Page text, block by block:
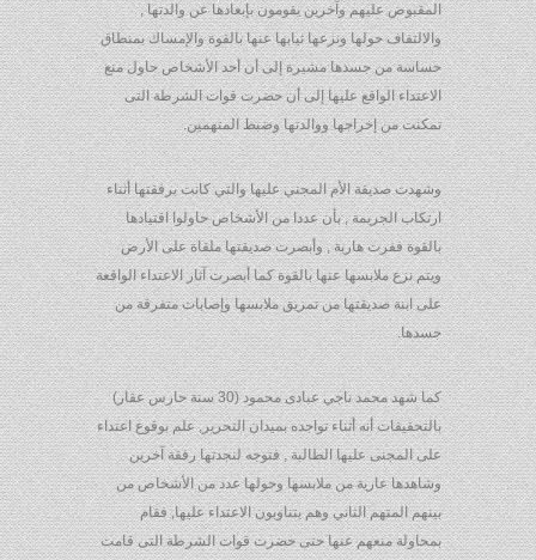
المقبوض عليهم وآخرين يقومون بإبعادها عن والدتها ,
والالتفاف حولها ونزعها ثيابها عنها بالقوة والإمساك بمنطاق
حساسة من جسدها مشيرة إلى أن أحد الأشخاص حاول منع
الاعتداء الواقع عليها إلى أن حضرت قوات الشرطة التى
تمكنت من إخراجها ووالدتها وضبط المتهمين.
وشهدت صديقة الأم المجني عليها والتي كانت برفقتها أثناء
ارتكاب الجريمة , بأن عددا من الأشخاص حاولوا اقتيادها
بالقوة ففرت هاربة , وأبصرت صديقتها ملقاة على الأرض
ويتم نزع ملابسها عنها بالقوة كما أبصرت آثار الاعتداء الواقعة
على ابنة صديقتها من تمزيق ملابسها وإصابات متفرقة من
جسدها.
كما شهد محمد ناجي عبادى محمود (30 سنة حارس عقار)
بالتحقيقات أنه أثناء تواجده بميدان التحرير, علم بوقوع اعتداء
على المجنى عليها الطالبة , فتوجه لنجدتها رفقة آخرين
وشاهدها عارية من ملابسها وحولها عدد من الأشخاص من
بينهم المتهم الثاني وهم يتناوبون الاعتداء عليها, فقام
بمحاولة منعهم عنها حتى حضرت قوات الشرطة التى قامت